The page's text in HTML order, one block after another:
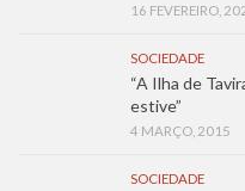
16 FEVEREIRO,
SOCIEDADE
“A Ilha de
estive”
4 MARÇO, 2015
SOCIEDADE